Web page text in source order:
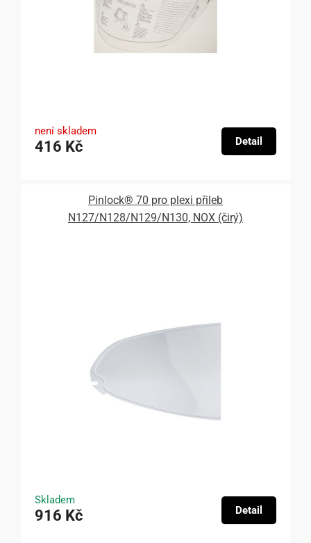
není skladem
416 Kč Detail
Pinlock® 70 pro plexi přileb
N127/N128/N129/N130, NOX (čirý)
Skladem
916 Kč Detail